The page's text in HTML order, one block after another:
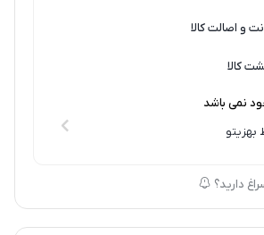
و اصالت کالا
کالا
نمی باشد
بهزیتو
دارید؟